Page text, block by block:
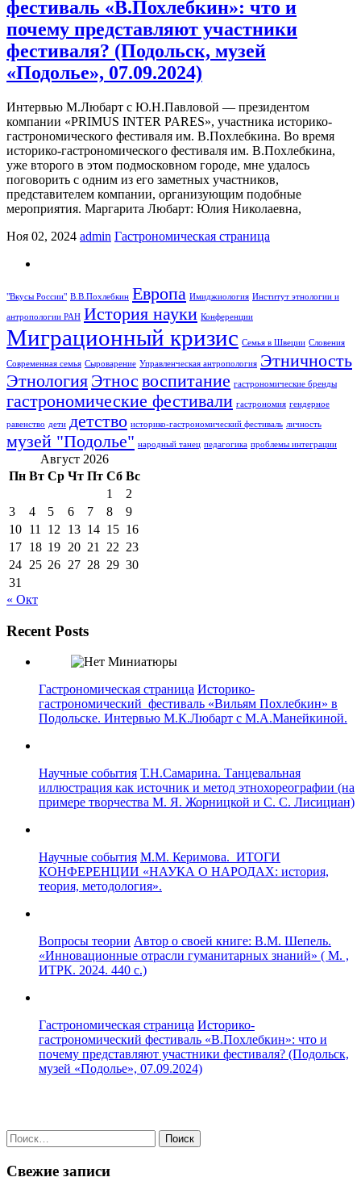
фестиваль «В.Похлебкин»: что и
почему представляют участники
фестиваля? (Подольск, музей
«Подолье», 07.09.2024)
Интервью М.Любарт с Ю.Н.Павловой — президентом
компании «PRIMUS INTER PARES», участника историко-
гастрономического фестиваля им. В.Похлебкина. Во время
историко-гастрономического фестиваля им. В.Похлебкина,
уже второго в этом подмосковном городе, мне удалось
поговорить с одним из его заметных участников,
представителем компании, организующим подобные
мероприятия. Маргарита Любарт: Юлия Николаевна,
Ноя 02, 2024 admin Гастрономическая страница
"Вкусы России" В.В.Похлебкин Европа Имиджиология Институт этнологии и
антропологии РАН История науки Конференции
Миграционный кризис Семья в Швеции Словения
Современная семья Сыроварение Управленческая антропология Этничность
Этнология Этнос воспитание гастрономические бренды
гастрономические фестивали гастрономия гендерное
равенство дети детство историко-гастрономический фестиваль личность
музей "Подолье" народный танец педагогика проблемы интеграции
Август 2026
Пн Вт Ср Чт Пт Сб Вс
1
2
3
4 5 6 7 8
9
10 11 12 13 14 15 16
17 18 19 20 21 22 23
24 25 26 27 28 29 30
31
« Окт
Recent Posts
Гастрономическая страница Историко-
гастрономический фестиваль «Вильям Похлебкин» в
Подольске. Интервью М.К.Любарт с М.А.Манейкиной.
Научные события Т.Н.Самарина. Танцевальная
иллюстрация как источник и метод этнохореографии (на
примере творчества М. Я. Жорницкой и С. С. Лисициан)
Научные события М.М. Керимова. ИТОГИ
КОНФЕРЕНЦИИ «НАУКА О НАРОДАХ: история,
теория, методология».
Вопросы теории Автор о своей книге: В.М. Шепель.
«Инновационные отрасли гуманитарных знаний» ( М. ,
ИТРК. 2024. 440 с.)
Гастрономическая страница Историко-
гастрономический фестиваль «В.Похлебкин»: что и
почему представляют участники фестиваля? (Подольск,
музей «Подолье», 07.09.2024)
Найти:
Свежие записи